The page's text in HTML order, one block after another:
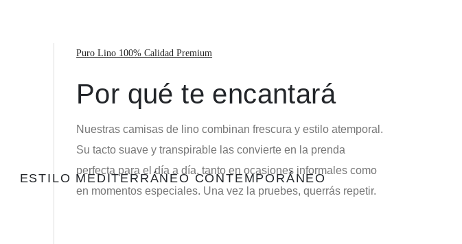
ESTILO MEDITERRÁNEO CONTEMPORÁNEO
Puro Lino 100% Calidad Premium
Por qué te encantará
Nuestras camisas de lino combinan frescura y estilo atemporal.
Su tacto suave y transpirable las convierte en la prenda
perfecta para el día a día, tanto en ocasiones informales como
en momentos especiales. Una vez la pruebes, querrás repetir.